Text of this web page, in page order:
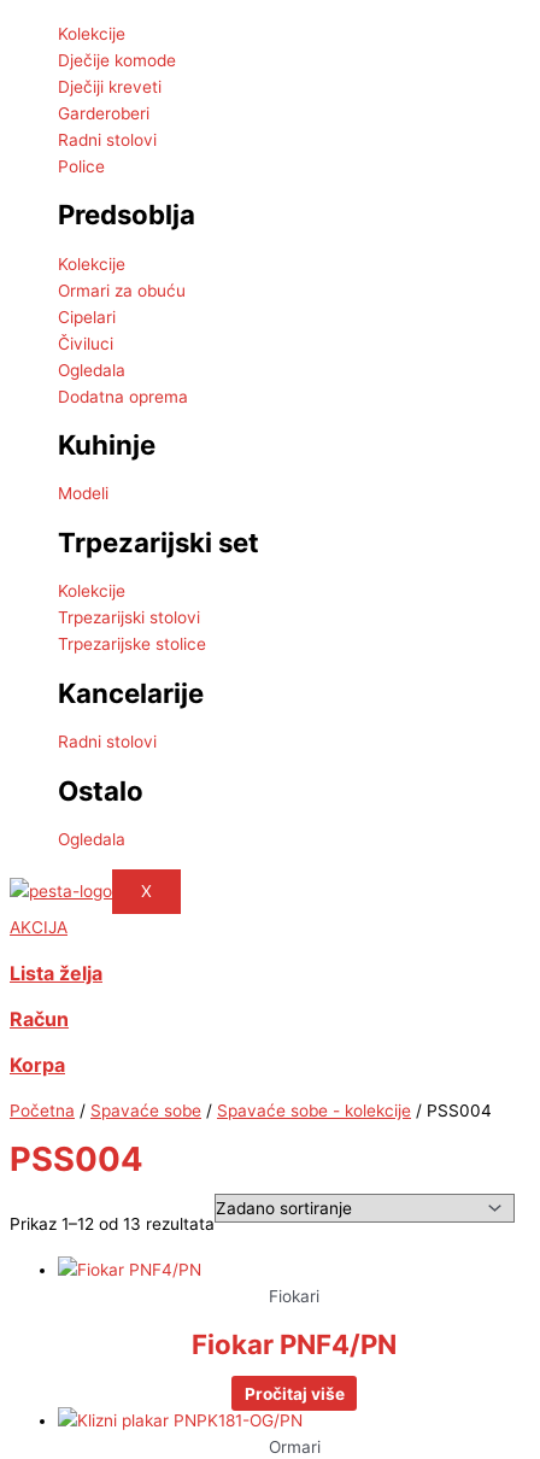
Kolekcije
Dječije komode
Dječiji kreveti
Garderoberi
Radni stolovi
Police
Predsoblja
Kolekcije
Ormari za obuću
Cipelari
Čiviluci
Ogledala
Dodatna oprema
Kuhinje
Modeli
Trpezarijski set
Kolekcije
Trpezarijski stolovi
Trpezarijske stolice
Kancelarije
Radni stolovi
Ostalo
Ogledala
X
AKCIJA
Lista želja
Račun
Korpa
Početna / Spavaće sobe / Spavaće sobe - kolekcije / PSS004
PSS004
Prikaz 1–12 od 13 rezultata
Fiokari
Fiokar PNF4/PN
Pročitaj više
Ormari